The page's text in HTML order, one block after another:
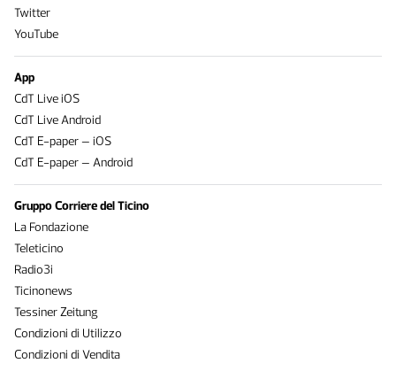
Twitter
YouTube
App
CdT Live iOS
CdT Live Android
CdT E-paper – iOS
CdT E-paper – Android
Gruppo Corriere del Ticino
La Fondazione
Teleticino
Radio3i
Ticinonews
Tessiner Zeitung
Condizioni di Utilizzo
Condizioni di Vendita